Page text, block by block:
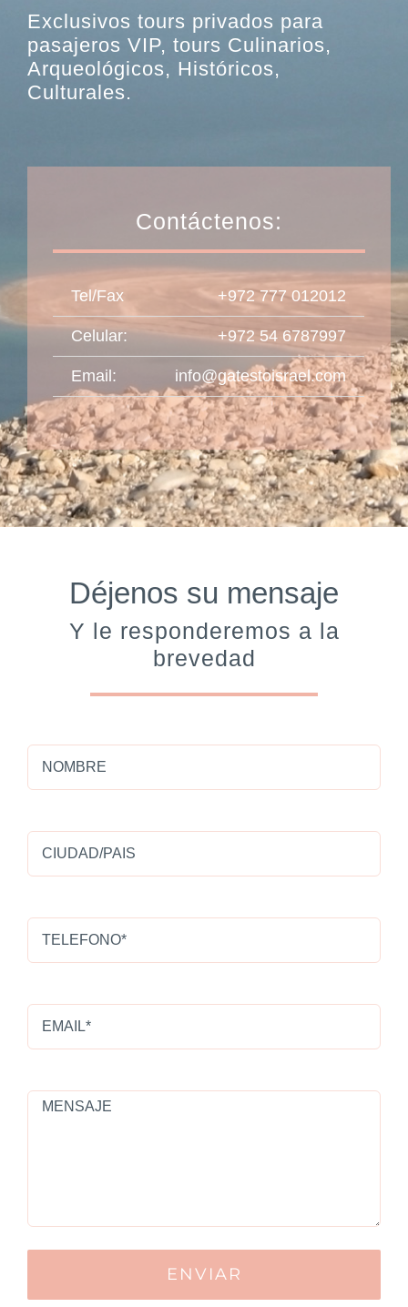
Exclusivos tours privados para
pasajeros VIP, tours Culinarios,
Arqueológicos, Históricos,
Culturales.
Contáctenos:
Tel/Fax +972 777 012012
Celular: +972 54 6787997
Email: info@gatestoisrael.com
Déjenos su mensaje
Y le responderemos a la
brevedad